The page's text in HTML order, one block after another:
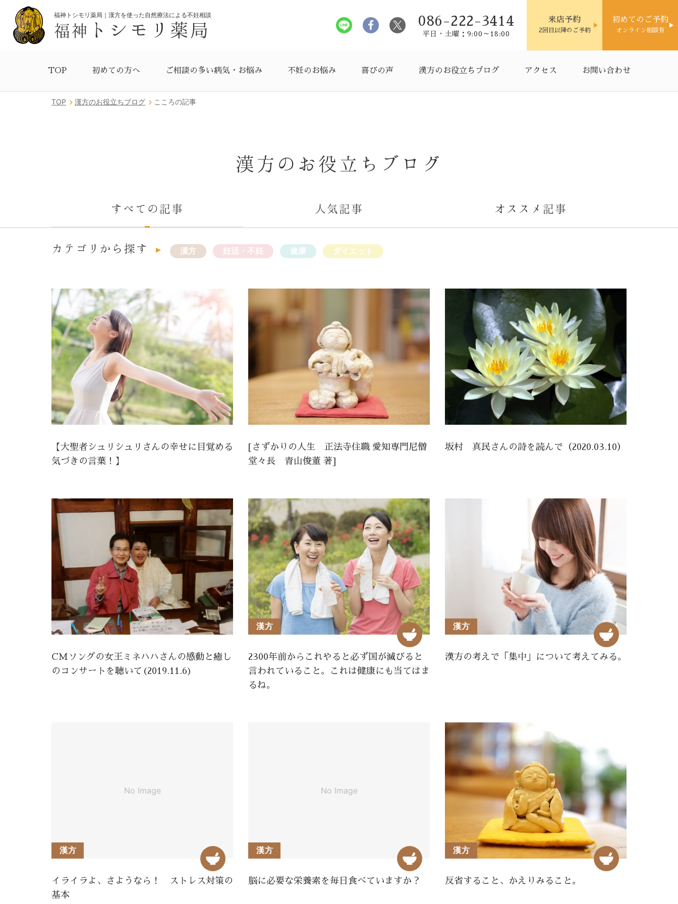
福神トシモリ薬局｜漢方を使った自然療法による不妊相談
福神 トシモリ薬局 086-222-3414
平日・土曜：9:00～18:00
来店予約
2回目以降のご予約
初めてのご予約
オンライン相談有
TOP 初めての方へ ご相談の多い病気・お悩み 不妊のお悩み 喜びの声 漢方のお役立ちブログ アクセス お問い合わせ
TOP 漢方のお役立ちブログ こころの記事
漢方のお役立ちブログ
すべての記事 人気記事 オススメ記事
カテゴリから探す 漢方 妊活・不妊 健康 ダイエット
【大聖者シュリシュリさんの幸せに目覚める
気づきの言葉！】
[さずかりの人生 正法寺住職 愛知専門尼僧
堂々長 青山俊董 著]
坂村 真民さんの詩を読んで（2020.03.10）
CMソングの女王ミネハハさんの感動と癒し
のコンサートを聴いて(2019.11.6)
漢方
2300年前からこれやると必ず国が滅びると
言われていること。これは健康にも当てはま
るね。
漢方
漢方の考えで「集中」について考えてみる。
漢方
イライラよ、さようなら！ ストレス対策の
基本
漢方
脳に必要な栄養素を毎日食べていますか？
漢方
反省すること、かえりみること。